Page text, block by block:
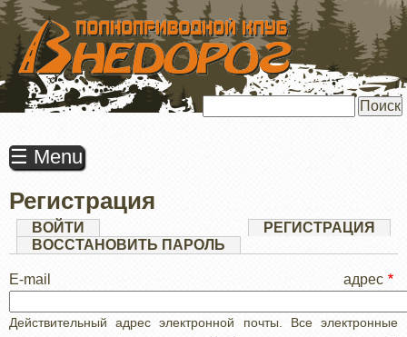
ПЕРЕЙТИ
ОСНОВНОМУ
СОДЕРЖАНИЮ
☰ Menu
Регистрация
Главные
вкладки
ВОЙТИ РЕГИСТРАЦИЯ
ВОССТАНОВИТЬ ПАРОЛЬ
E-mail адрес
Действительный адрес электронной почты. Все электронные